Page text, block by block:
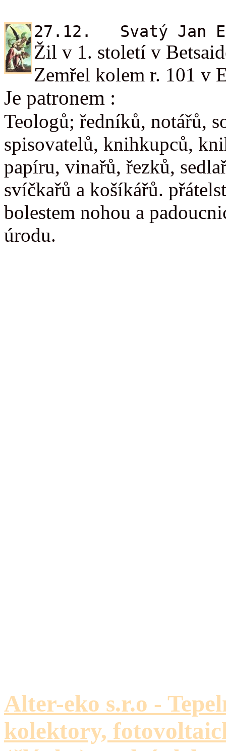
27.12. Svatý Jan
Žil v 1. století v
Zemřel kolem r. 101 v
Je patronem :
Teologů; ředníků, notářů,
spisovatelů, knihkupců,
papíru, vinařů, řezků,
svíčkařů a košíkářů.
bolestem nohou a
úrodu.
Alter-eko s.r.o -
kolektory,